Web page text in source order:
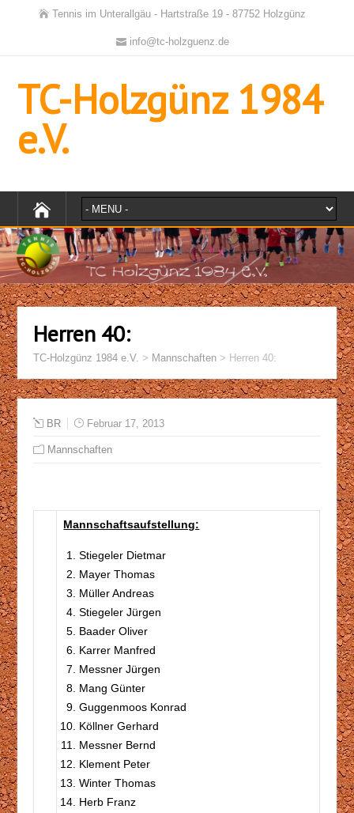
Tennis im Unterallgäu - Hartstraße 19 - 87752 Holzgünz
info@tc-holzguenz.de
TC-Holzgünz 1984
e.V.
Herren 40:
TC-Holzgünz 1984 e.V. > Mannschaften > Herren 40:
BR Februar 17, 2013
Mannschaften
Mannschaftsaufstellung:
Stiegeler Dietmar
Mayer Thomas
Müller Andreas
Stiegeler Jürgen
Baader Oliver
Karrer Manfred
Messner Jürgen
Mang Günter
Guggenmoos Konrad
Köllner Gerhard
Messner Bernd
Klement Peter
Winter Thomas
Herb Franz